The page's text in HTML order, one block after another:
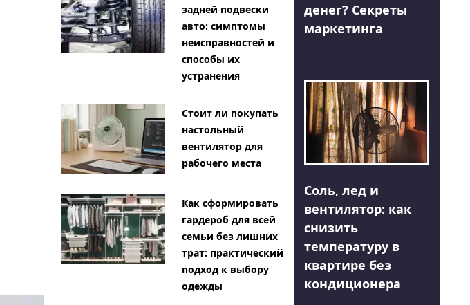
задней подвески
авто: симптомы
неисправностей и
способы их
устранения
Стоит ли покупать
настольный
вентилятор для
рабочего места
Как сформировать
гардероб для всей
семьи без лишних
трат: практический
подход к выбору
одежды
денег? Секреты
маркетинга
Соль, лед и
вентилятор: как
снизить
температуру в
квартире без
кондиционера